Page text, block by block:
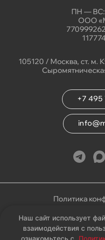
ПН — ВС:
ООО
105120 / Москва, ст. м.
+7 495
Политика
Соглашение на
Наш сайт использует
взаимодействия с
ознакомьтесь с